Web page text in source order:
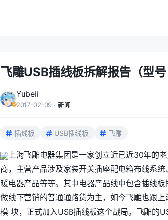
飞雕USB插线板拆解报告（型
Yubeii
2017-02-09 · 新闻
插线板 USB插线板 飞雕
上海飞雕电器集团是一家创立近已近30年的
商，主营产品涉及家装开关插座配电箱布线系
暖电器产品等等。其中电器产品线中包含插线
做线下营销的普通通路货为主，如今飞雕也跟
模 块，正式加入USB插线板这个战局。飞雕的